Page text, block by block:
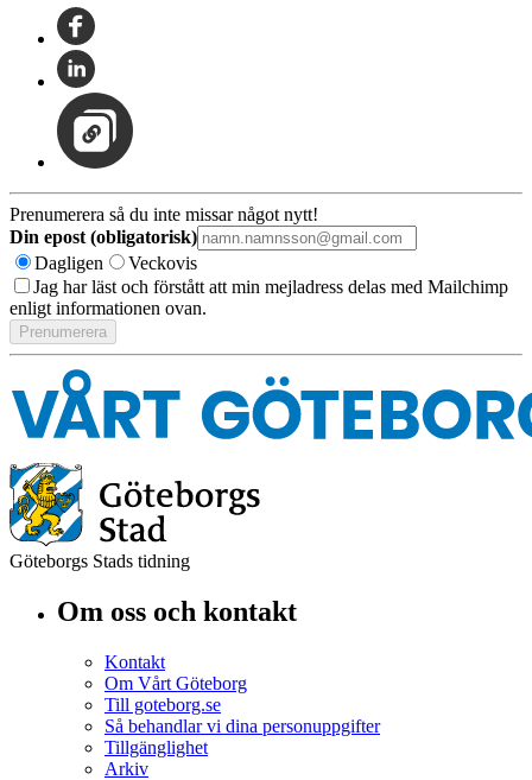
Prenumerera så du inte missar något nytt!
Din epost (obligatorisk)
Dagligen
Veckovis
Jag har läst och förstått att min mejladress delas med Mailchimp
enligt informationen ovan.
Göteborgs Stads tidning
Om oss och kontakt
Kontakt
Om Vårt Göteborg
Till goteborg.se
Så behandlar vi dina personuppgifter
Tillgänglighet
Arkiv